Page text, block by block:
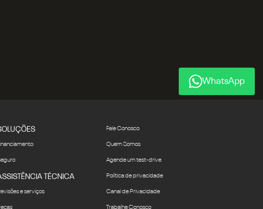
TÉCNICA
e serviços
Fale Conosco
Quem Somos
Agende um test-drive
Política de privacidade
Canal de Privacidade
Trabalhe Conosco
WhatsApp